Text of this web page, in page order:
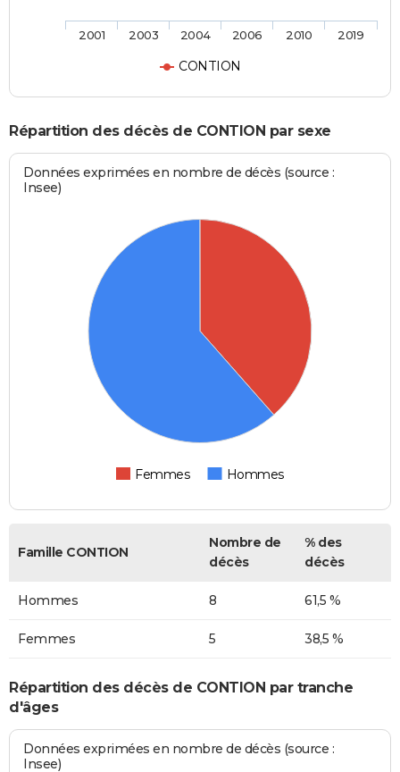
CONTION
2001 2003 2004 2006 2010 2019
Répartition des décès de CONTION par sexe
Données exprimées en nombre de décès (source :
Insee)
Femmes Hommes
Famille CONTION
Nombre de
décès
% des
décès
Hommes 8 61,5 %
Femmes 5 38,5 %
Répartition des décès de CONTION par tranche
d'âges
Données exprimées en nombre de décès (source :
Insee)